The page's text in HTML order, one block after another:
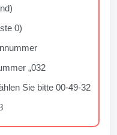
0)
„032
Sie bitte 00-49-32